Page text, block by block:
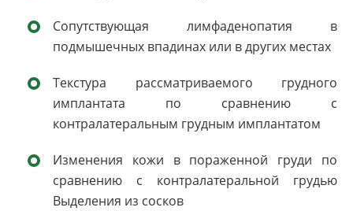
Сопутствующая лимфаденопатия в
подмышечных впадинах или в других местах
Текстура рассматриваемого грудного
имплантата по сравнению с
контралатеральным грудным имплантатом
Изменения кожи в пораженной груди по
сравнению с контралатеральной грудью
Выделения из сосков